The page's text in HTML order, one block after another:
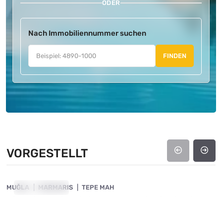
ODER
Nach Immobiliennummer suchen
FINDEN
VORGESTELLT
VORGESTELLT
MUĞLA MARMARIS TEPE MAH